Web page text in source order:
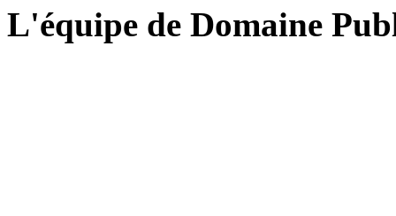
L'équipe de Domaine